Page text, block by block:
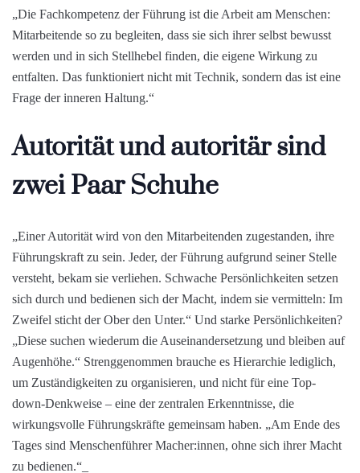
Mitarbeitende so zu begleiten, dass sie sich ihrer selbst bewusst
werden und in sich Stellhebel finden, die eigene Wirkung zu
entfalten. Das funktioniert nicht mit Technik, sondern das ist eine
Frage der inneren Haltung.“
Autorität und autoritär sind
zwei Paar Schuhe
Führungskraft zu sein. Jeder, der Führung aufgrund seiner Stelle
versteht, bekam sie verliehen. Schwache Persönlichkeiten setzen
sich durch und bedienen sich der Macht, indem sie vermitteln: Im
Zweifel sticht der Ober den Unter.“ Und starke Persönlichkeiten?
„Diese suchen wiederum die Auseinandersetzung und bleiben auf
Augenhöhe.“ Strenggenommen brauche es Hierarchie lediglich,
um Zuständigkeiten zu organisieren, und nicht für eine Top-
down-Denkweise – eine der zentralen Erkenntnisse, die
wirkungsvolle Führungskräfte gemeinsam haben. „Am Ende des
Tages sind Menschenführer Macher:innen, ohne sich ihrer Macht
zu bedienen.“_